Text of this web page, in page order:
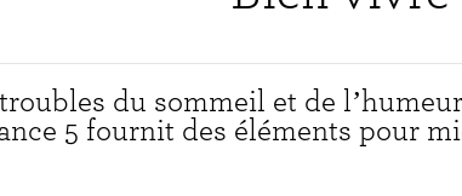
du sommeil et de
5 fournit des éléments pour